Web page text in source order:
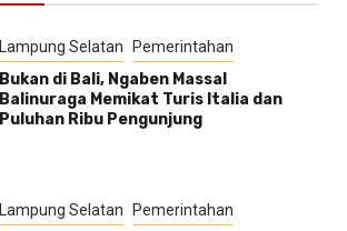
Lampung Selatan Pemerintahan
Bukan di Bali, Ngaben Massal
Balinuraga Memikat Turis Italia dan
Puluhan Ribu Pengunjung
Lampung Selatan Pemerintahan